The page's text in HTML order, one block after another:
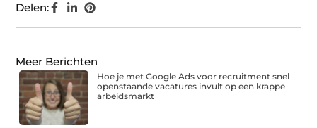
Delen:
Meer Berichten
Hoe je met Google Ads voor recruitment snel
openstaande vacatures invult op een krappe
arbeidsmarkt